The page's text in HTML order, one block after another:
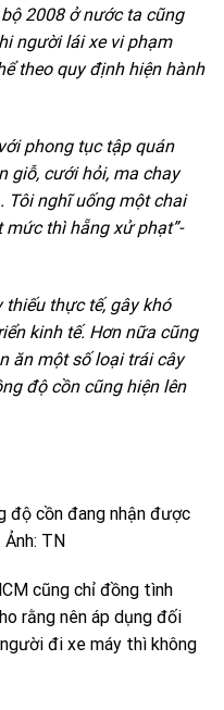
2008 ở nước ta cũng
người lái xe vi phạm
theo quy định hiện hành
phong tục tập quán
giỗ, cưới hỏi, ma chay
Tôi nghĩ uống một chai
thì hẵng xử phạt”-
thiếu thực tế, gây khó
kinh tế. Hơn nữa cũng
ăn một số loại trái cây
độ cồn cũng hiện lên
độ cồn đang nhận được
TN
cũng chỉ đồng tình
rằng nên áp dụng đối
đi xe máy thì không